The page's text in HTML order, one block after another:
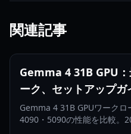
関連記事
Gemma 4 31B GPU
ーク、セットアップガ
Gemma 4 31B GPUワークロ
4090・5090の性能を比較。